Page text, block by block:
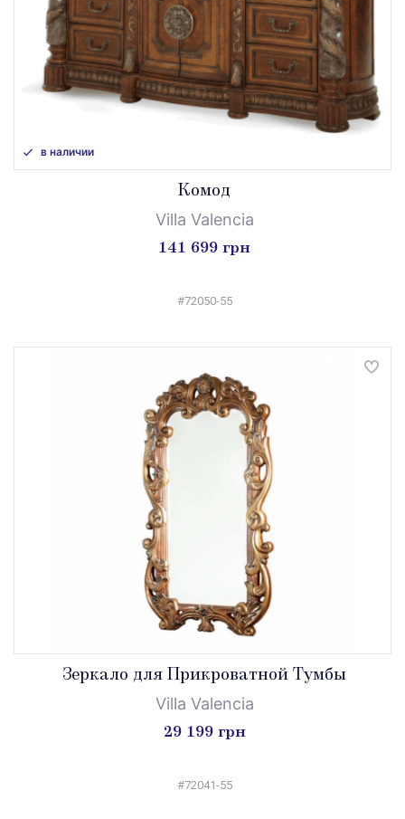
в наличии
Комод
Villa Valencia
141 699 грн
#72050-55
Зеркало для Прикроватной Тумбы
Villa Valencia
29 199 грн
#72041-55